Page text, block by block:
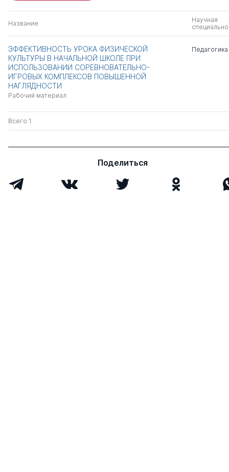
Название
Научная
ЭФФЕКТИВНОСТЬ УРОКА ФИЗИЧЕСКОЙ
КУЛЬТУРЫ В НАЧАЛЬНОЙ ШКОЛЕ ПРИ
ИСПОЛЬЗОВАНИИ СОРЕВНОВАТЕЛЬНО-
ИГРОВЫХ КОМПЛЕКСОВ ПОВЫШЕННОЙ
НАГЛЯДНОСТИ
Рабочий материал
Педагогика
Всего 1
Поделиться